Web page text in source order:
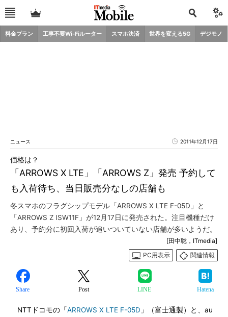
料金プラン 工事不要Wi-Fiルーター スマホ決済 世界を変える5G デジモノ
ニュース 2011年12月17日
「ARROWS X LTE」「ARROWS Z」発売 予約して
も入荷待ち、当日販売分なしの店舗も
価格は？
冬スマホのフラグシップモデル「ARROWS X LTE F-05D」と
「ARROWS Z ISW11F」が12月17日に発売された。注目機種だけ
あり、予約分に初回入荷が追いついていない店舗が多いようだ。
[田中聡，ITmedia]
PC用表示
関連情報
Share Post LINE Hatena
NTTドコモの「ARROWS X LTE F-05D 」（富士通製）と、au